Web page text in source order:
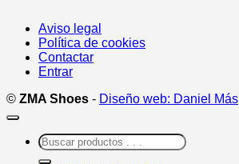
Aviso legal
Política de cookies
Contactar
Entrar
© ZMA Shoes - Diseño web: Daniel Más
Buscar
por: